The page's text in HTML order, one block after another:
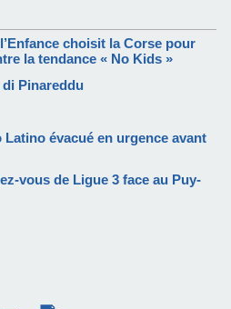
choisit la Corse pour
la tendance « No Kids »
Pinareddu
évacué en urgence avant
vous de Ligue 3 face au Puy-